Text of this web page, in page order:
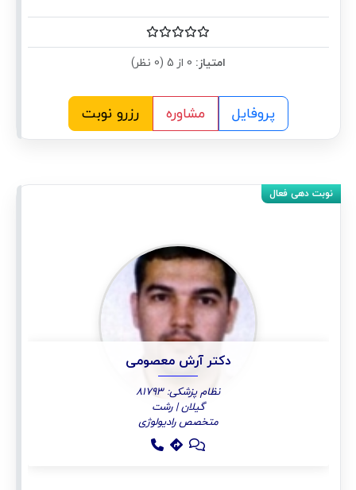
امتیاز:
پروفایل مشاوره رزرو نوبت
دکتر آرش معصومی
نظام پزشکی: 81793
گیلان | رشت
متخصص رادیولوژی